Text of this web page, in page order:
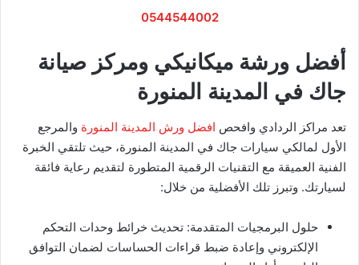
0544544002
​أفضل ورشة ميكانيكي ومركز صيانة
جاك في المدينة المنورة
​تعد مراكز الردادي وافحص افضل ورش المدينة المنورة والمرجع
الأول لمالكي سيارات جاك في المدينة المنورة، حيث تلتقي الخبرة
الفنية العميقة مع التقنيات الرقمية المتطورة لتقديم رعاية فائقة
لسيارتك. وتبرز تلك الأفضلية من خلال:
​حلول البرمجيات المتقدمة: تحديث خرائط وحدات التحكم
الإلكتروني وإعادة ضبط قراءات الحساسات لضمان التوافق